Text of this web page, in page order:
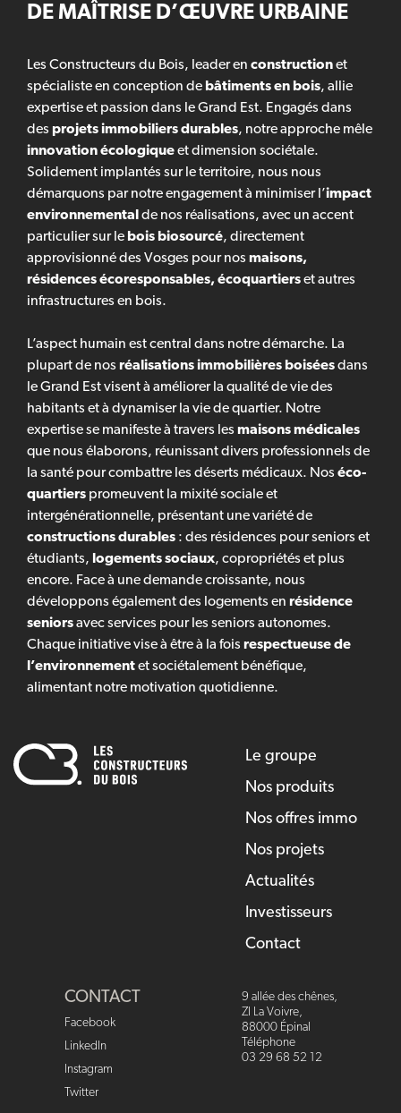
DE MAÎTRISE D’ŒUVRE URBAINE
Les Constructeurs du Bois, leader en constructionet
spécialiste en conception de bâtiments en bois, allie
expertise et passion dans le Grand Est. Engagés dans
des projets immobiliers durables, notre approche mêle
innovation écologiqueet dimension sociétale.
Solidement implantés sur le territoire, nous nous
démarquons par notre engagement à minimiser l’impact
environnemental de nos réalisations, avec un accent
particulier sur le bois biosourcé, directement
approvisionné des Vosges pour nos maisons,
résidences écoresponsables, écoquartierset autres
infrastructures en bois.
L’aspect humain est central dans notre démarche. La
plupart de nos réalisations immobilières boiséesdans
le Grand Est visent à améliorer la qualité de vie des
habitants et à dynamiser la vie de quartier. Notre
expertise se manifeste à travers les maisons médicales
que nous élaborons, réunissant divers professionnels de
la santé pour combattre les déserts médicaux. Nos éco-
quartiers promeuvent la mixité sociale et
intergénérationnelle, présentant une variété de
constructions durables : des résidences pour seniors et
étudiants, logements sociaux, copropriétés et plus
encore. Face à une demande croissante, nous
développons également des logements en résidence
seniorsavec services pour les seniors autonomes.
Chaque initiative vise à être à la fois respectueuse de
l’environnementet sociétalement bénéfique,
alimentant notre motivation quotidienne.
Le groupe
Nos produits
Nos offres immo
Nos projets
Actualités
Investisseurs
Contact
CONTACT
Facebook
LinkedIn
Instagram
Twitter
9 allée des chênes,
ZI La Voivre,
88000 Épinal
Téléphone
03 29 68 52 12